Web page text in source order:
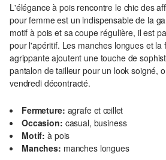
L'élégance à pois rencontre le chic des
pour femme est un indispensable de la
motif à pois et sa coupe régulière, il est
pour l'apéritif. Les manches longues et la
agrippante ajoutent une touche de
pantalon de tailleur pour un look soigné,
vendredi décontracté.
Fermeture: agrafe et œillet
Occasion: casual, business
Motif: à pois
Manches: manches longues